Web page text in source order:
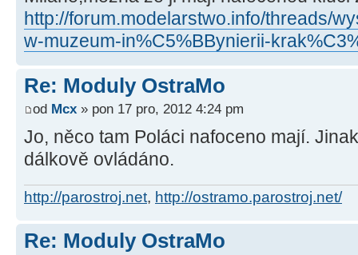
http://forum.modelarstwo.info/threads/
w-muzeum-in%C5%BBynierii-
Re: Moduly OstraMo
od Mcx » pon 17 pro, 2012 4:24 pm
Jo, něco tam Poláci nafoceno mají.
dálkově ovládáno.
http://parostroj.net, http://ostramo.parostroj.net/
Re: Moduly OstraMo